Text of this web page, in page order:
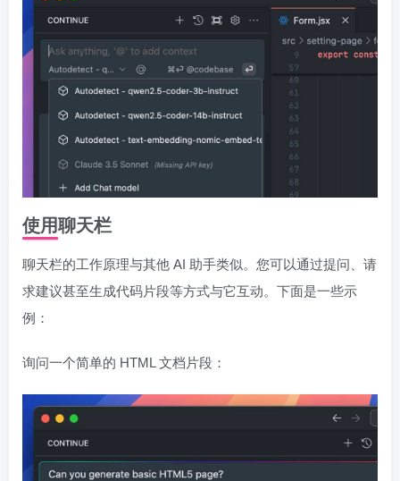
使用聊天栏
聊天栏的工作原理与其他 AI 助手类似。您可以通过提问、请
求建议甚至生成代码片段等方式与它互动。下面是一些示
例：
询问一个简单的 HTML 文档片段：